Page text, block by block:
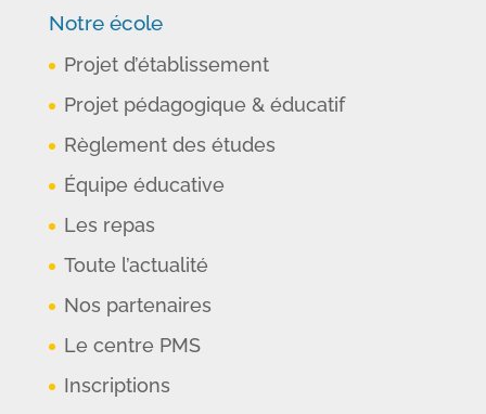
Notre école
Projet d’établissement
Projet pédagogique & éducatif
Règlement des études
Équipe éducative
Les repas
Toute l’actualité
Nos partenaires
Le centre PMS
Inscriptions